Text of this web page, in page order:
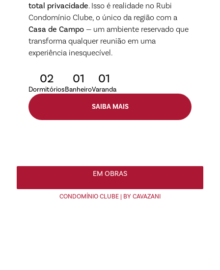
EM OBRAS
CONDOMÍNIO CLUBE | BY CAVAZANI
total privacidade. Isso é realidade no Rubi
Condomínio Clube, o único da região com a
Casa de Campo — um ambiente reservado que
transforma qualquer reunião em uma
experiência inesquecível.
02
Dormitórios
01
Banheiro
01
Varanda
SAIBA MAIS